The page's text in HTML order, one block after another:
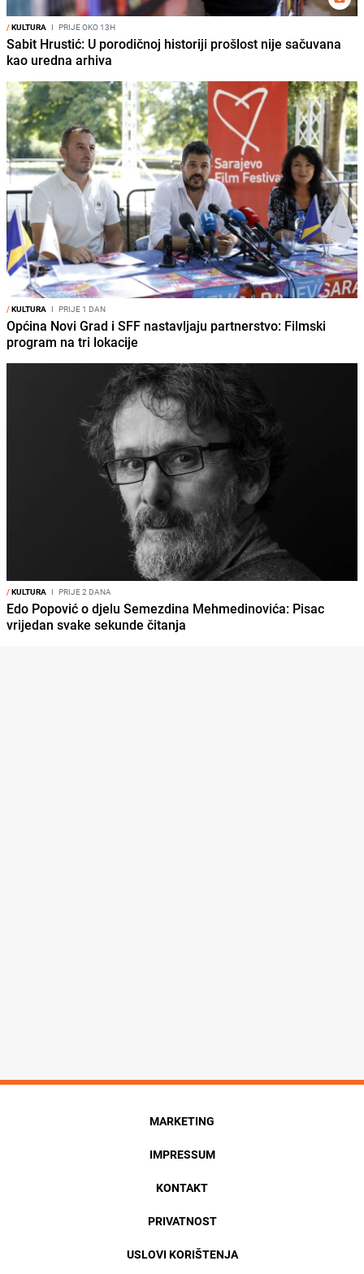
/KULTURA I PRIJE OKO 13H
Sabit Hrustić: U porodičnoj historiji prošlost nije sačuvana
kao uredna arhiva
/KULTURA I PRIJE 1 DAN
Općina Novi Grad i SFF nastavljaju partnerstvo: Filmski
program na tri lokacije
/KULTURA I PRIJE 2 DANA
Edo Popović o djelu Semezdina Mehmedinovića: Pisac
vrijedan svake sekunde čitanja
MARKETING
IMPRESSUM
KONTAKT
PRIVATNOST
USLOVI KORIŠTENJA